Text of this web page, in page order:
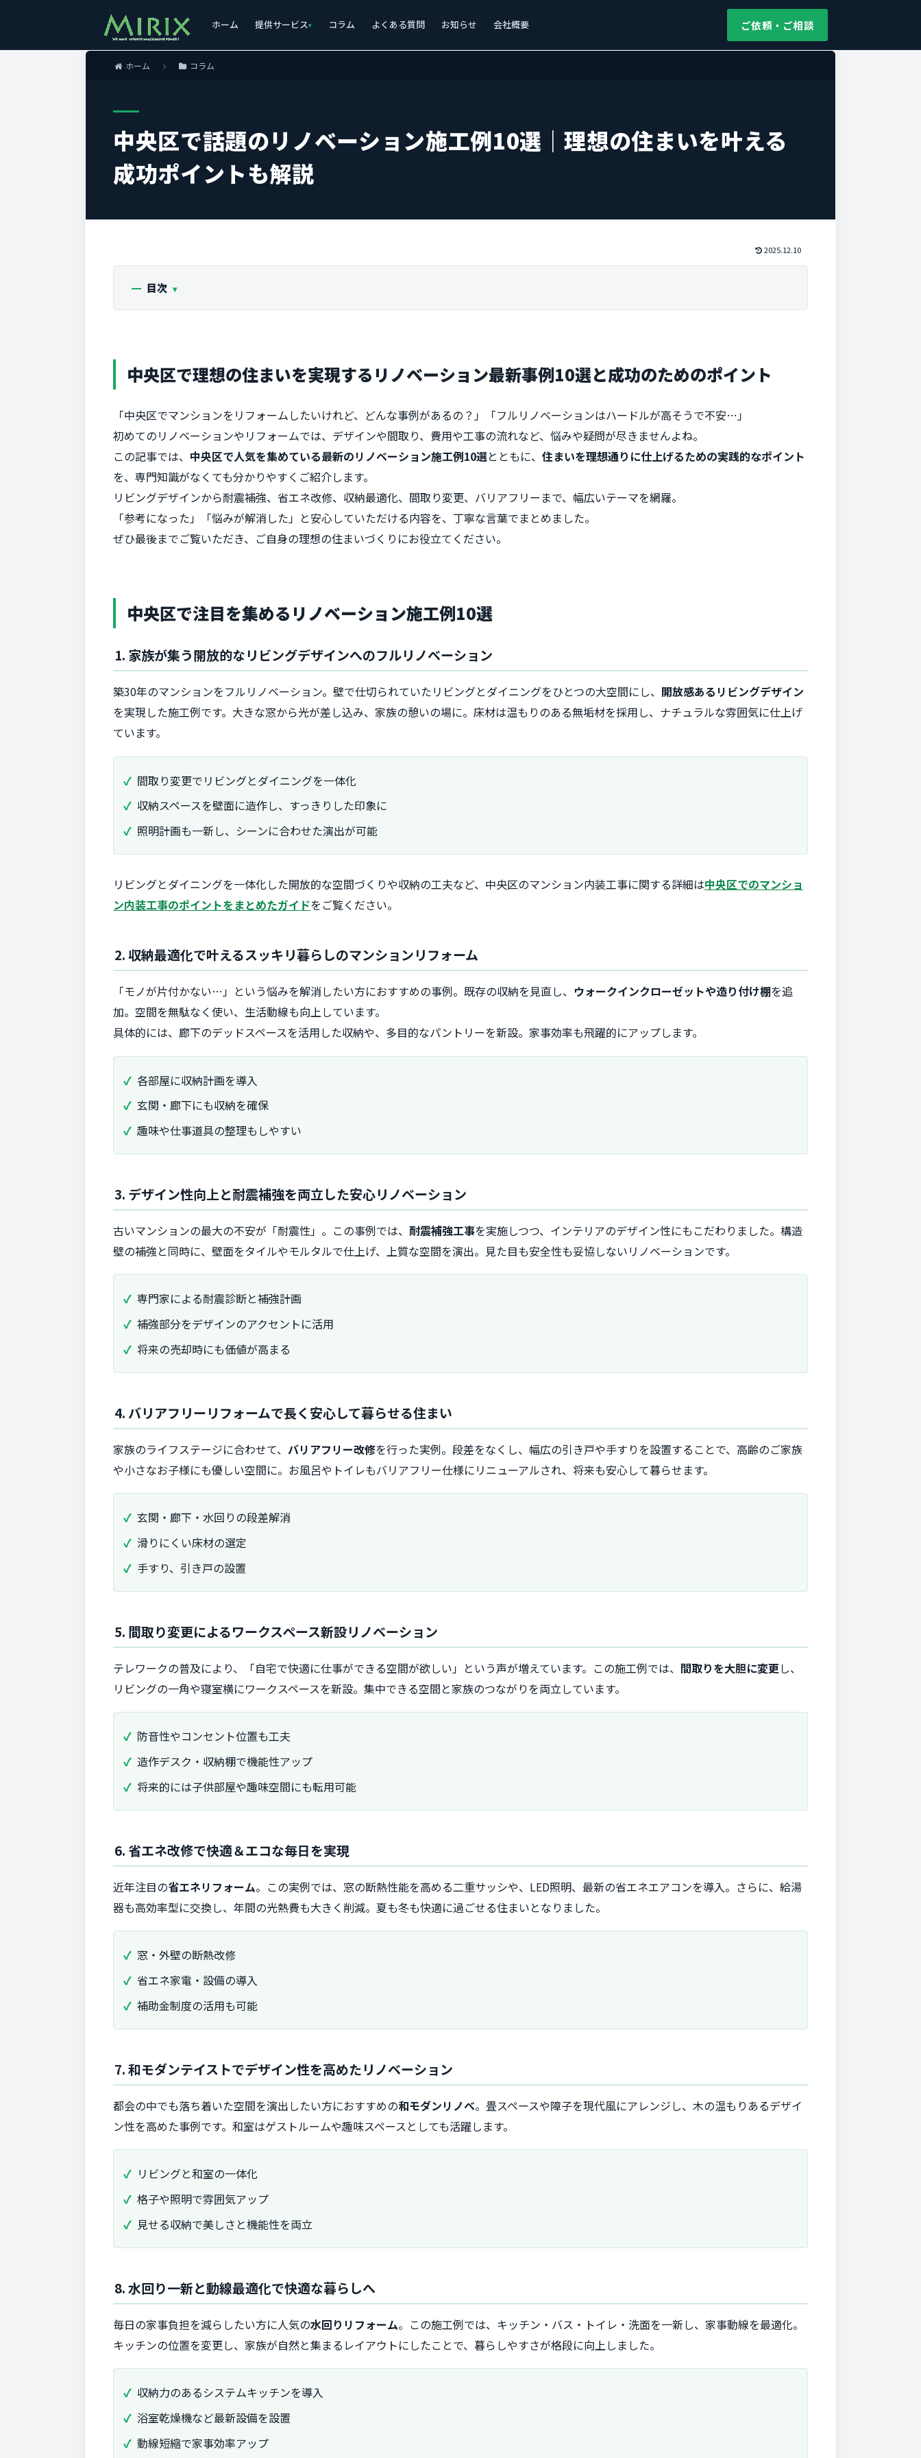
ご依頼・ご相談
ホーム 提供サービス コラム よくある質問 お知らせ 会社概要
ホーム コラム
中央区で話題のリノベーション施工例10選｜理想の住まいを叶える
成功ポイントも解説
2025.12.10
目次
中央区で理想の住まいを実現するリノベーション最新事例10選と成功のためのポイント
「中央区でマンションをリフォームしたいけれど、どんな事例があるの？」「フルリノベーションはハードルが高そうで不安…」
初めてのリノベーションやリフォームでは、デザインや間取り、費用や工事の流れなど、悩みや疑問が尽きませんよね。
この記事では、 中央区で人気を集めている最新のリノベーション施工例10選とともに、 住まいを理想通りに仕上げるための実践的なポイント
を、専門知識がなくても分かりやすくご紹介します。
リビングデザインから耐震補強、省エネ改修、収納最適化、間取り変更、バリアフリーまで、幅広いテーマを網羅。
「参考になった」「悩みが解消した」と安心していただける内容を、丁寧な言葉でまとめました。
ぜひ最後までご覧いただき、ご自身の理想の住まいづくりにお役立てください。
中央区で注目を集めるリノベーション施工例10選
1. 家族が集う開放的なリビングデザインへのフルリノベーション
築30年のマンションをフルリノベーション。壁で仕切られていたリビングとダイニングをひとつの大空間にし、 開放感あるリビングデザイン
を実現した施工例です。大きな窓から光が差し込み、家族の憩いの場に。床材は温もりのある無垢材を採用し、ナチュラルな雰囲気に仕上げ
ています。
間取り変更でリビングとダイニングを一体化
収納スペースを壁面に造作し、すっきりした印象に
照明計画も一新し、シーンに合わせた演出が可能
リビングとダイニングを一体化した開放的な空間づくりや収納の工夫など、中央区のマンション内装工事に関する詳細は中央区でのマンショ
ン内装工事のポイントをまとめたガイドをご覧ください。
2. 収納最適化で叶えるスッキリ暮らしのマンションリフォーム
「モノが片付かない…」という悩みを解消したい方におすすめの事例。既存の収納を見直し、 ウォークインクローゼットや造り付け棚を追
加。空間を無駄なく使い、生活動線も向上しています。
具体的には、廊下のデッドスペースを活用した収納や、多目的なパントリーを新設。家事効率も飛躍的にアップします。
各部屋に収納計画を導入
玄関・廊下にも収納を確保
趣味や仕事道具の整理もしやすい
3. デザイン性向上と耐震補強を両立した安心リノベーション
古いマンションの最大の不安が「耐震性」。この事例では、 耐震補強工事を実施しつつ、インテリアのデザイン性にもこだわりました。構造
壁の補強と同時に、壁面をタイルやモルタルで仕上げ、上質な空間を演出。見た目も安全性も妥協しないリノベーションです。
専門家による耐震診断と補強計画
補強部分をデザインのアクセントに活用
将来の売却時にも価値が高まる
4. バリアフリーリフォームで長く安心して暮らせる住まい
家族のライフステージに合わせて、 バリアフリー改修を行った実例。段差をなくし、幅広の引き戸や手すりを設置することで、高齢のご家族
や小さなお子様にも優しい空間に。お風呂やトイレもバリアフリー仕様にリニューアルされ、将来も安心して暮らせます。
玄関・廊下・水回りの段差解消
滑りにくい床材の選定
手すり、引き戸の設置
5. 間取り変更によるワークスペース新設リノベーション
テレワークの普及により、「自宅で快適に仕事ができる空間が欲しい」という声が増えています。この施工例では、 間取りを大胆に変更し、
リビングの一角や寝室横にワークスペースを新設。集中できる空間と家族のつながりを両立しています。
防音性やコンセント位置も工夫
造作デスク・収納棚で機能性アップ
将来的には子供部屋や趣味空間にも転用可能
6. 省エネ改修で快適＆エコな毎日を実現
近年注目の省エネリフォーム。この実例では、窓の断熱性能を高める二重サッシや、LED照明、最新の省エネエアコンを導入。さらに、給湯
器も高効率型に交換し、年間の光熱費も大きく削減。夏も冬も快適に過ごせる住まいとなりました。
窓・外壁の断熱改修
省エネ家電・設備の導入
補助金制度の活用も可能
7. 和モダンテイストでデザイン性を高めたリノベーション
都会の中でも落ち着いた空間を演出したい方におすすめの和モダンリノベ。畳スペースや障子を現代風にアレンジし、木の温もりあるデザイ
ン性を高めた事例です。和室はゲストルームや趣味スペースとしても活躍します。
リビングと和室の一体化
格子や照明で雰囲気アップ
見せる収納で美しさと機能性を両立
8. 水回り一新と動線最適化で快適な暮らしへ
毎日の家事負担を減らしたい方に人気の水回りリフォーム。この施工例では、キッチン・バス・トイレ・洗面を一新し、家事動線を最適化。
キッチンの位置を変更し、家族が自然と集まるレイアウトにしたことで、暮らしやすさが格段に向上しました。
収納力のあるシステムキッチンを導入
浴室乾燥機など最新設備を設置
動線短縮で家事効率アップ